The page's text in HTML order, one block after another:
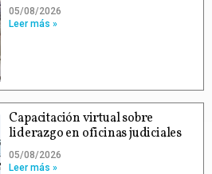
05/08/2026
Leer más »
Capacitación virtual sobre
liderazgo en oficinas judiciales
05/08/2026
Leer más »